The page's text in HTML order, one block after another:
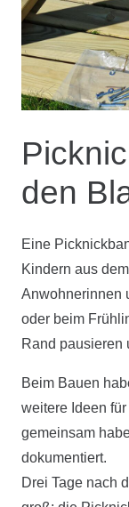
den
Eine
Kindern aus
Anwohnerinnen
oder beim
Rand pausieren
Beim Bauen
weitere Ideen
gemeinsam
dokumentiert.
Drei Tage nach